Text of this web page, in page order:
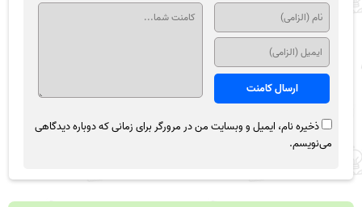
ذخیره نام، ایمیل و وبسایت من در مرورگر برای زمانی که دوباره دیدگاهی
می‌نویسم.